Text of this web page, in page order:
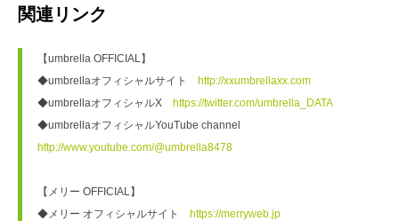
関連リンク
【umbrella OFFICIAL】
◆umbrellaオフィシャルサイト http://xxumbrellaxx.com
◆umbrellaオフィシャルX https://twitter.com/umbrella_DATA
◆umbrellaオフィシャルYouTube channel
http://www.youtube.com/@umbrella8478
【メリー OFFICIAL】
◆メリー オフィシャルサイト https://merryweb.jp